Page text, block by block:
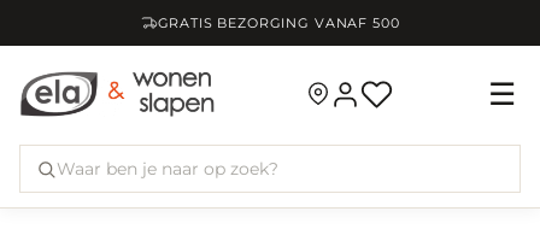
GRATIS BEZORGING VANAF 500
☰